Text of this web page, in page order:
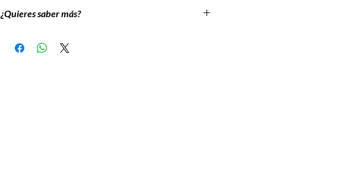
¿Quieres saber más?
diversas culturas y tradiciones la buena suerte, la